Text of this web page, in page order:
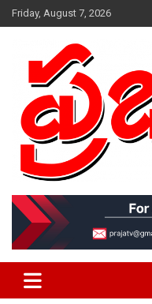
Skip
to
Friday, August 7, 2026
prajaatv.com